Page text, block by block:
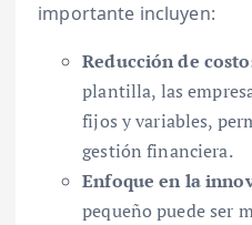
importante incluyen:
Reducción de
plantilla, las
fijos y variables,
gestión financiera.
Enfoque en la
pequeño puede ser